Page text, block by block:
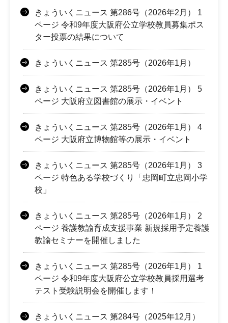
きょういくニュース 第286号（2026年2月） 1
ページ 令和9年度大阪府公立学校教員募集ポス
ター投票の結果について
きょういくニュース 第285号（2026年1月）
きょういくニュース 第285号（2026年1月） 5
ページ 大阪府立図書館の展示・イベント
きょういくニュース 第285号（2026年1月） 4
ページ 大阪府立博物館等の展示・イベント
きょういくニュース 第285号（2026年1月） 3
ページ 特色ある学校づくり「忠岡町立忠岡小学
校」
きょういくニュース 第285号（2026年1月） 2
ページ 養護教諭育成支援事業 新規採用予定養護
教諭セミナーを開催しました
きょういくニュース 第285号（2026年1月） 1
ページ 令和9年度大阪府公立学校教員採用選考
テスト受験説明会を開催します！
きょういくニュース 第284号（2025年12月）